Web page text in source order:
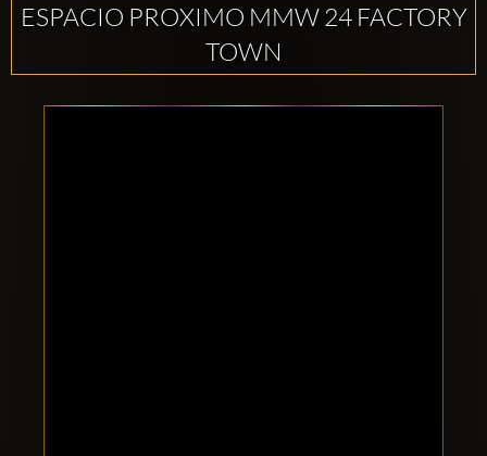
ESPACIO PROXIMO MMW 24 FACTORY
TOWN